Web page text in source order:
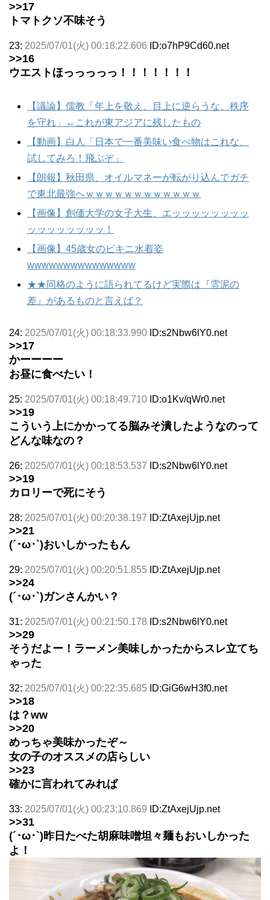
>>17
トマトクソ不味そう
23: 2025/07/01(火) 00:18:22.606 ID:o7hP9Cd60.net
>>16
ウエストほっっっっっ！！！！！！！
【議論】儒教「年上を敬え、目上に逆らうな、秩序
を守れ」←これが東アジアに残したもの
【動画】白人「日本で一番美味い食べ物はこれな、
試してみろ！飛ぶぞ」
【朗報】秋田県、オイルマネーが転がり込んでガチ
で東北最強へｗｗｗｗｗｗｗｗｗｗｗｗ
【画像】創価大学の女子大生、エッッッッッッッッ
ッッッッッッッッ！
【画像】45歳女のビキニ水着姿
wwwwwwwwwwwwwww
★★同格のように語られてるけど実際は『雲泥の
差』があるものと言えば？
24: 2025/07/01(火) 00:18:33.990 ID:s2Nbw6lY0.net
>>17
かーーーー
お昼に食べたい！
25: 2025/07/01(火) 00:18:49.710 ID:o1Kv/qWr0.net
>>19
こういう上にかかってる脳みそ潰したようなのって
どんな味なの？
26: 2025/07/01(火) 00:18:53.537 ID:s2Nbw6lY0.net
>>19
カロリーで死にそう
28: 2025/07/01(火) 00:20:38.197 ID:ZtAxejUjp.net
>>21
(´･ω･`)おいしかったもん
29: 2025/07/01(火) 00:20:51.855 ID:ZtAxejUjp.net
>>24
(´･ω･`)ガンさんかい？
31: 2025/07/01(火) 00:21:50.178 ID:s2Nbw6lY0.net
>>29
そうだよー！ラーメン美味しかったからスレ立てち
ゃった
32: 2025/07/01(火) 00:22:35.685 ID:GiG6wH3f0.net
>>18
は？ww
>>20
めっちゃ美味かったぞ～
女の子のオススメの店らしい
>>23
確かに言われてみれば
33: 2025/07/01(火) 00:23:10.869 ID:ZtAxejUjp.net
>>31
(´･ω･`)昨日たべた胡麻味噌坦々麺もおいしかった
よ！